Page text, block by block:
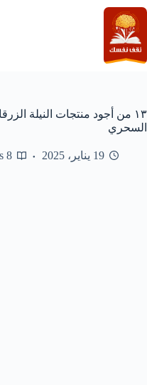
التجاوز
إلى
المحتوى
١٣ من أجود منتجات النيلة
السحري
19 يناير، 2025 8 mins